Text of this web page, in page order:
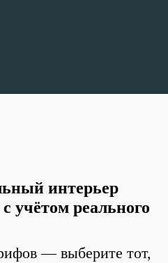
интерьер
учётом реального
— выберите тот,